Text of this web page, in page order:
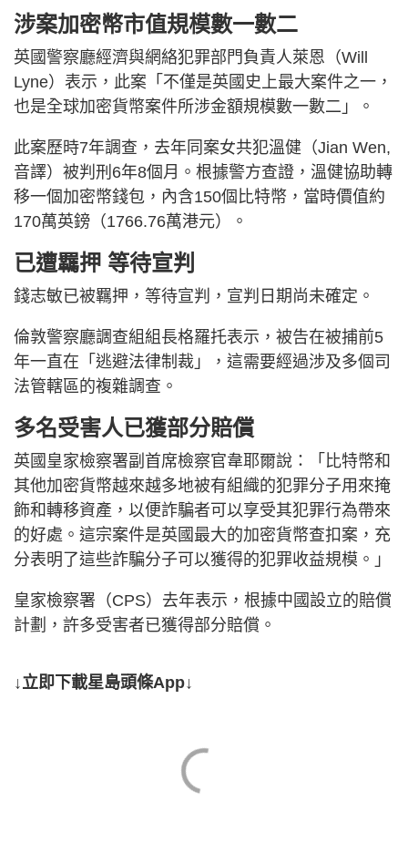
涉案加密幣市值規模數一數二
英國警察廳經濟與網絡犯罪部門負責人萊恩（Will
Lyne）表示，此案「不僅是英國史上最大案件之一，
也是全球加密貨幣案件所涉金額規模數一數二」。
此案歷時7年調查，去年同案女共犯溫健（Jian Wen,
音譯）被判刑6年8個月。根據警方查證，溫健協助轉
移一個加密幣錢包，內含150個比特幣，當時價值約
170萬英鎊（1766.76萬港元）。
已遭羈押 等待宣判
錢志敏已被羈押，等待宣判，宣判日期尚未確定。
倫敦警察廳調查組組長格羅托表示，被告在被捕前5
年一直在「逃避法律制裁」，這需要經過涉及多個司
法管轄區的複雜調查。
多名受害人已獲部分賠償
英國皇家檢察署副首席檢察官韋耶爾說：「比特幣和
其他加密貨幣越來越多地被有組織的犯罪分子用來掩
飾和轉移資產，以便詐騙者可以享受其犯罪行為帶來
的好處。這宗案件是英國最大的加密貨幣查扣案，充
分表明了這些詐騙分子可以獲得的犯罪收益規模。」
皇家檢察署（CPS）去年表示，根據中國設立的賠償
計劃，許多受害者已獲得部分賠償。
↓立即下載星島頭條App↓